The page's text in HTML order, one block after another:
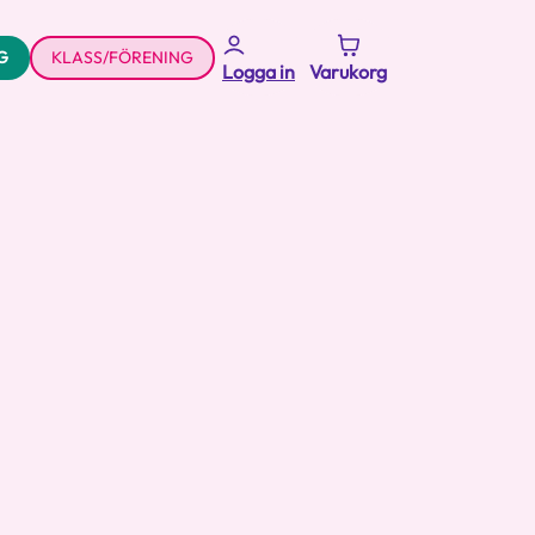
KLASS/FÖRENING
Logga in Varukorg